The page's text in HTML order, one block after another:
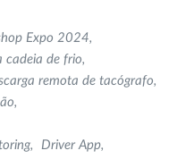
Expo 2024
cadeia de frio
remota de tacógrafo
Driver App